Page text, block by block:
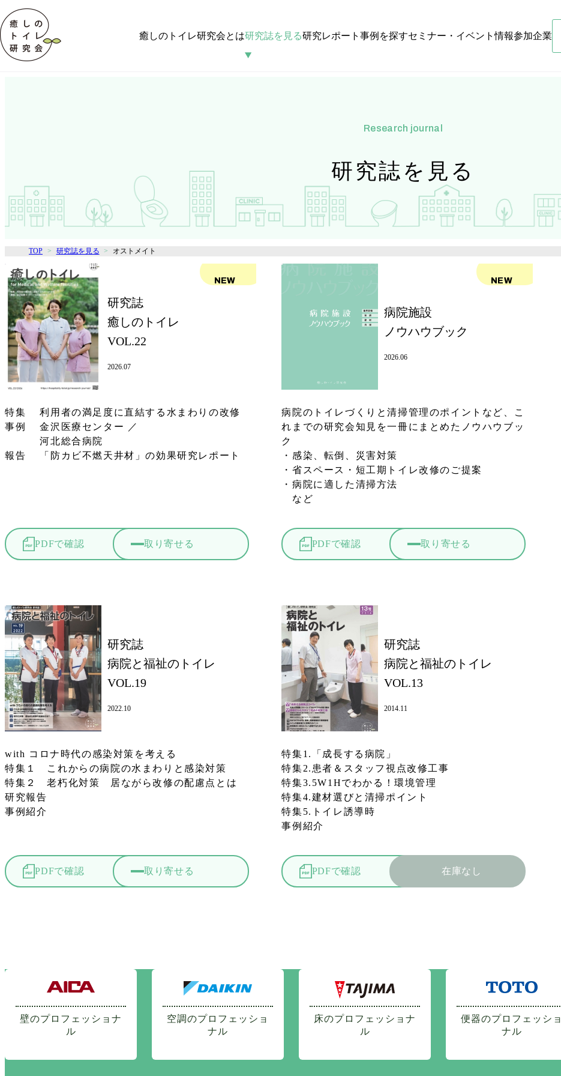
癒しのトイレ研究会とは研究誌を見る研究レポート 事例を探すセミナー・イベント情報参加企業
研究誌を見る
research journal
TOP 研究誌を見る オストメイト
研究誌
癒しのトイレ
VOL.22
2026.07
NEW
特集 利用者の満足度に直結する水まわりの改修
事例 金沢医療センター ／
河北総合病院
報告 「防カビ不燃天井材」の効果研究レポート
PDFで確認 取り寄せる
病院施設
ノウハウブック
2026.06
NEW
病院のトイレづくりと清掃管理のポイントなど、こ
れまでの研究会知見を一冊にまとめたノウハウブッ
ク
・感染、転倒、災害対策
・省スペース・短工期トイレ改修のご提案
・病院に適した清掃方法
など
PDFで確認 取り寄せる
研究誌
病院と福祉のトイレ
VOL.19
2022.10
with コロナ時代の感染対策を考える
特集１ これからの病院の水まわりと感染対策
特集２ 老朽化対策 居ながら改修の配慮点とは
研究報告
事例紹介
PDFで確認 取り寄せる
研究誌
病院と福祉のトイレ
VOL.13
2014.11
特集1.「成長する病院」
特集2.患者＆スタッフ視点改修工事
特集3.5W1Hでわかる！環境管理
特集4.建材選びと清掃ポイント
特集5.トイレ誘導時
事例紹介
PDFで確認 在庫なし
壁のプロフェッショナ
ル
空調のプロフェッショ
ナル
床のプロフェッショナ
ル
便器のプロフェッショ
ナル